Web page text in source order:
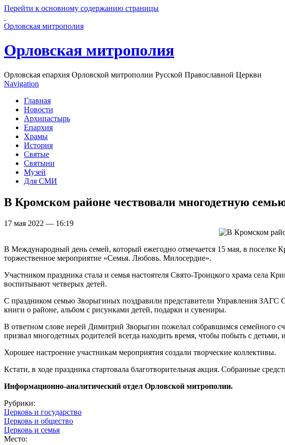
Перейти к основному содержанию страницы
Орловская митрополия
Орловская митрополия
Орловская епархия Орловской митрополии Русской Православной Церкви
Navigation
Главная
Новости
Архипастырь
Епархия
Храмы
История
Святые
Святыни
Музей
Для СМИ
В Кромском районе чествовали многодетную
17 мая 2022 — 16:19
В Международный день семей, который ежегодно отмечается 15 мая, в поселке
торжественное мероприятие «Семья. Любовь. Милосердие».
Участником праздника стала и семья настоятеля Свято-Троицкого храма села
воспитывают четверых детей.
С праздником семью Зворыгиных поздравили представители Управления ЗАГС
книги о районе, альбом с рисунками детей, подарки и сувениры.
В ответном слове иерей Димитрий Зворыгин пожелал собравшимся семейного
призвал многодетных родителей всегда находить время, чтобы побыть с
Хорошее настроение участникам мероприятия создали творческие коллективы.
Кстати, в ходе праздника стартовала благотворительная акция. Собранные
Информационно-аналитический отдел Орловской митрополии.
Рубрики:
Церковь и государство
Церковь и общество
Церковь и семья
Место: